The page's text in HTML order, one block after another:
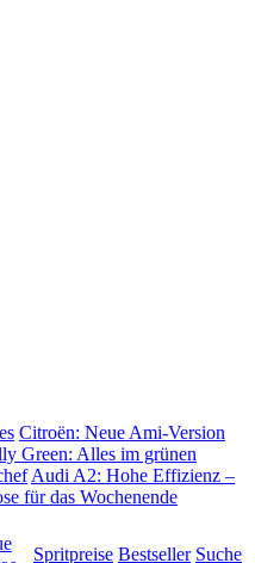
Citroën: Neue Ami-Version
Green: Alles im grünen
Audi A2: Hohe Effizienz –
für das Wochenende
Spritpreise Bestseller Suche